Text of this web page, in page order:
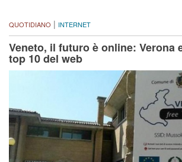
QUOTIDIANO | INTERNET
Veneto, il futuro è online: Verona
top 10 del web